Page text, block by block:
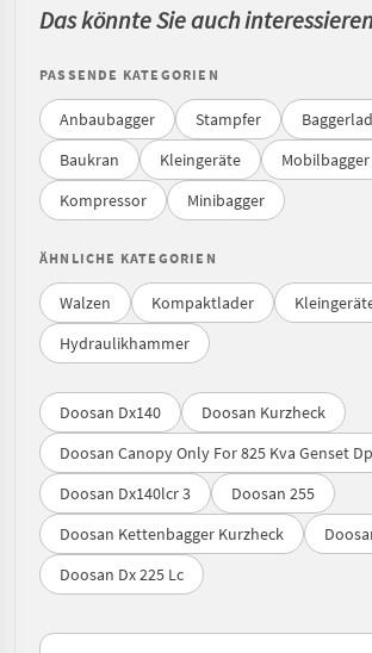
Das könnte Sie auch
PASSENDE KATEGORIEN
Anbaubagger Stampfer
Baukran
Kleingeräte
Mobilbagger
Kompressor
Minibagger
ÄHNLICHE KATEGORIEN
Walzen Kompaktlader
Hydraulikhammer
Doosan Dx140
Doosan Kurzheck
Doosan Canopy Only For 825 Kva Genset
Doosan Dx140lcr 3
Doosan 255
Doosan Kettenbagger Kurzheck
Doosan Dx 225 Lc